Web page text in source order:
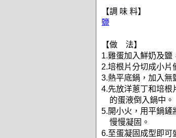
【調 味 料】
鹽
【做 法】
1.雞蛋加入鮮奶及鹽
2.培根片分切成小片
3.熱平底鍋，加入無
4.先放洋蔥丁和培根
的蛋液倒入鍋中。
5.開小火，用平鍋鏟
慢慢凝固。
6.至蛋凝固成型即可